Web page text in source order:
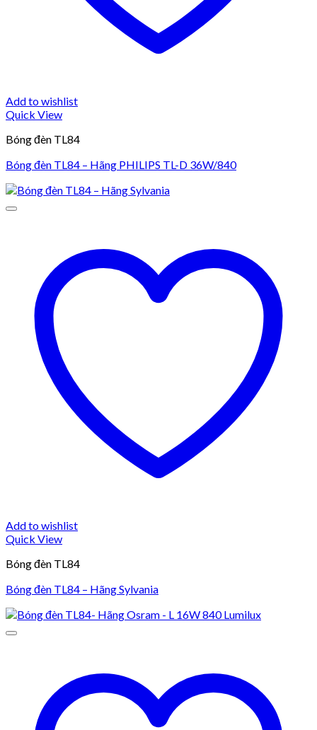
Add to wishlist
Quick View
Bóng đèn TL84
Bóng đèn TL84 – Hãng PHILIPS TL-D 36W/840
Add to wishlist
Quick View
Bóng đèn TL84
Bóng đèn TL84 – Hãng Sylvania